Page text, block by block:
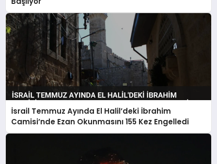
İsrail Temmuz Ayında El Halil’deki İbrahim
Camisi’nde Ezan Okunmasını 155 Kez Engelledi